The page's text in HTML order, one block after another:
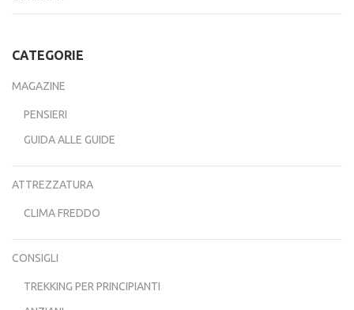
CATEGORIE
MAGAZINE
PENSIERI
GUIDA ALLE GUIDE
ATTREZZATURA
CLIMA FREDDO
CONSIGLI
TREKKING PER PRINCIPIANTI